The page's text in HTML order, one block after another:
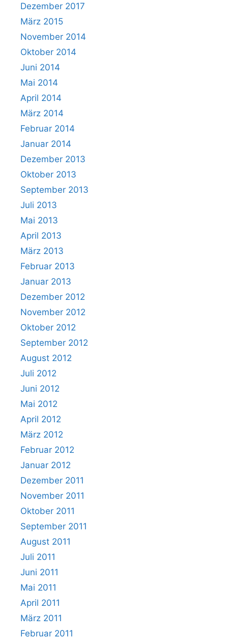
Dezember 2017
März 2015
November 2014
Oktober 2014
Juni 2014
Mai 2014
April 2014
März 2014
Februar 2014
Januar 2014
Dezember 2013
Oktober 2013
September 2013
Juli 2013
Mai 2013
April 2013
März 2013
Februar 2013
Januar 2013
Dezember 2012
November 2012
Oktober 2012
September 2012
August 2012
Juli 2012
Juni 2012
Mai 2012
April 2012
März 2012
Februar 2012
Januar 2012
Dezember 2011
November 2011
Oktober 2011
September 2011
August 2011
Juli 2011
Juni 2011
Mai 2011
April 2011
März 2011
Februar 2011